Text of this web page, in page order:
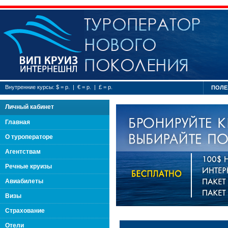
Туроператор нового
Внутренние курсы: $ = р. | € = р. | £ = р.
Личный кабинет
Главная
О туроператоре
Агентствам
Речные круизы
Авиабилеты
Визы
Страхование
Отели